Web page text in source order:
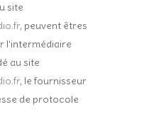
site
, peuvent êtres
l’intermédiaire
au site
, le fournisseur
de protocole